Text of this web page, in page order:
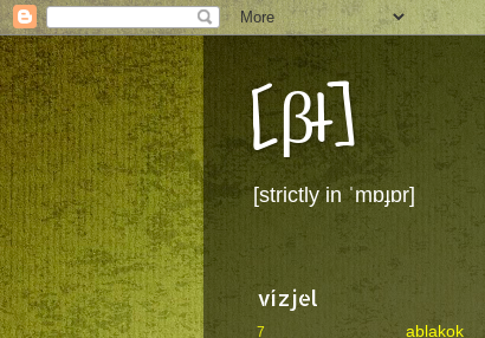
[βł]
[strictly in ˈmɒɟɒr]
vízjel
7
ablakok